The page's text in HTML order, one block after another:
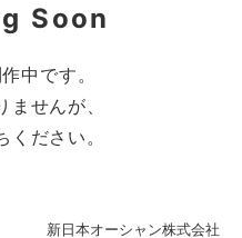
Soon
中です。
ませんが、
ください。
新日本オーシャン株式会社